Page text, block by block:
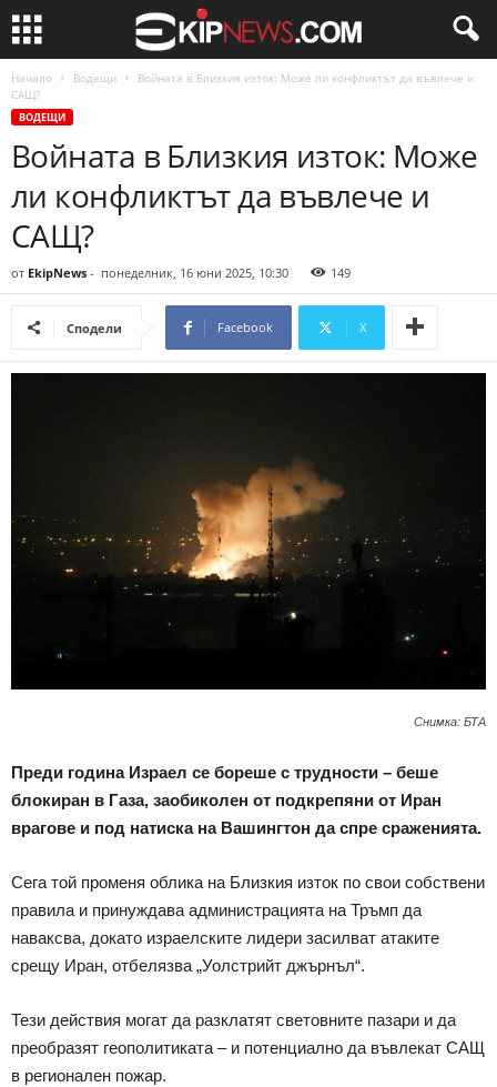
Начало Водещи
Войната в Близкия изток: Може ли конфликтът да въвлече и
САЩ?
ВОДЕЩИ
Войната в Близкия изток: Може
ли конфликтът да въвлече и
САЩ?
от EkipNews - понеделник, 16 юни 2025, 10:30 149
Сподели Facebook X
Снимка: БТА
Преди година Израел се бореше с трудности – беше
блокиран в Газа, заобиколен от подкрепяни от Иран
врагове и под натиска на Вашингтон да спре сраженията.
Сега той променя облика на Близкия изток по свои собствени
правила и принуждава администрацията на Тръмп да
наваксва, докато израелските лидери засилват атаките
срещу Иран, отбелязва „Уолстрийт джърнъл“.
Тези действия могат да разклатят световните пазари и да
преобразят геополитиката – и потенциално да въвлекат САЩ
в регионален пожар.